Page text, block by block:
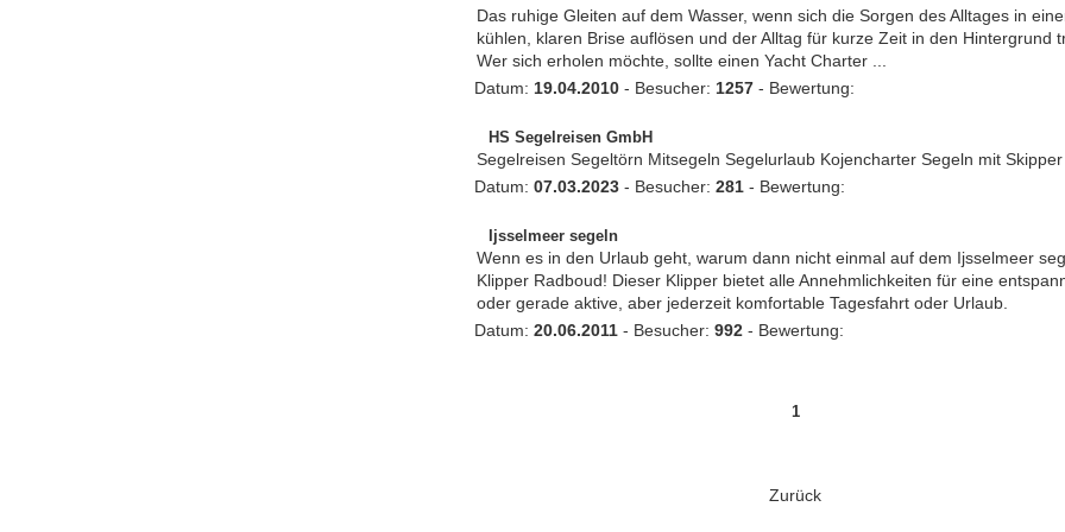
Das ruhige Gleiten auf dem Wasser, wenn sich die Sorgen des Alltages in
kühlen, klaren Brise auflösen und der Alltag für kurze Zeit in den Hintergrund
Wer sich erholen möchte, sollte einen Yacht Charter ...
Datum: 19.04.2010 - Besucher: 1257 - Bewertung:
HS Segelreisen GmbH
Segelreisen Segeltörn Mitsegeln Segelurlaub Kojencharter Segeln mit Skipper
Datum: 07.03.2023 - Besucher: 281 - Bewertung:
Ijsselmeer segeln
Wenn es in den Urlaub geht, warum dann nicht einmal auf dem Ijsselmeer
Klipper Radboud! Dieser Klipper bietet alle Annehmlichkeiten für eine
oder gerade aktive, aber jederzeit komfortable Tagesfahrt oder Urlaub.
Datum: 20.06.2011 - Besucher: 992 - Bewertung:
1
Zurück